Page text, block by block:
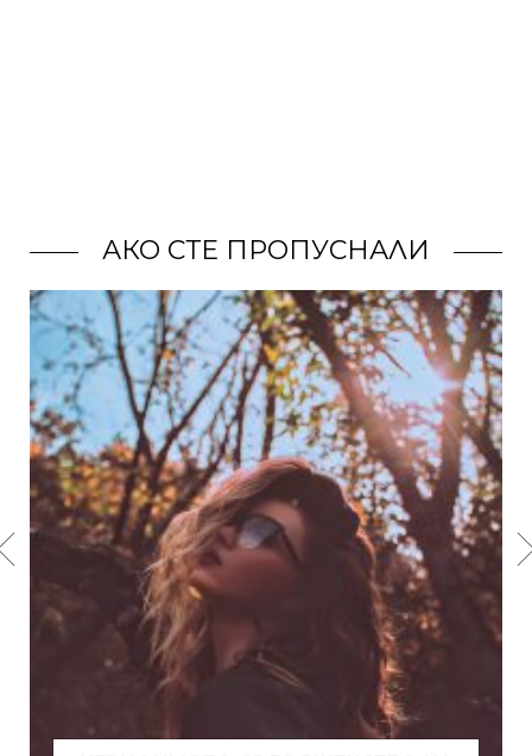
АКО СТЕ ПРОПУСНАЛИ